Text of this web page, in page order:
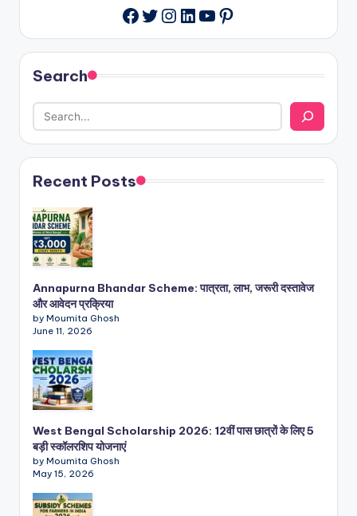
Facebook
Twitter
Instagram
LinkedIn
YouTube
Pinterest
Search
Recent Posts
Annapurna Bhandar Scheme: पात्रता, लाभ, जरूरी दस्तावेज
और आवेदन प्रक्रिया
by Moumita Ghosh
June 11, 2026
West Bengal Scholarship 2026: 12वीं पास छात्रों के लिए 5
बड़ी स्कॉलरशिप योजनाएं
by Moumita Ghosh
May 15, 2026